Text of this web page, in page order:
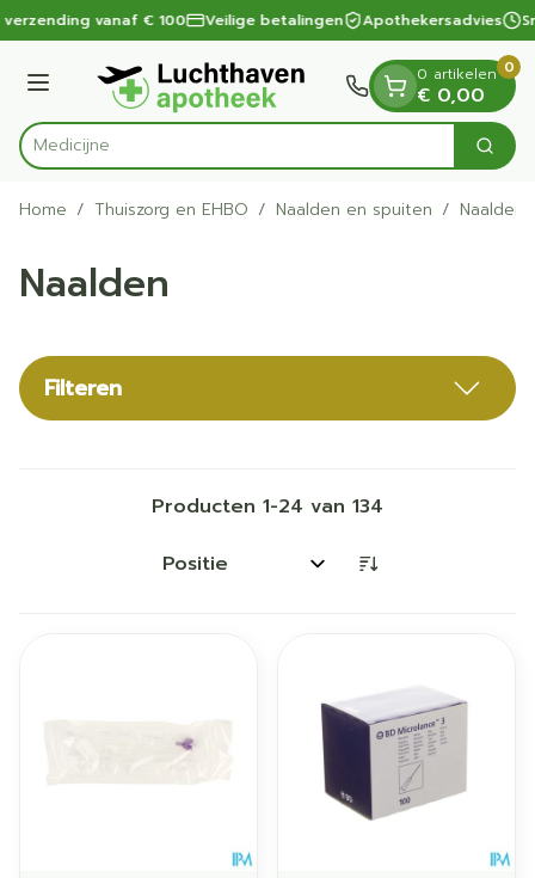
Ga naar de inhoud
1 van 1vanaf € 100 Veilige betalingen Apothekersadvies
Menu
Product, merk, categorie... Zoek
0 artikelen
€ 0,00
0
Home / Thuiszorg en EHBO / Naalden en spuiten / Naalden
Naalden
Filteren
Producten 1-24 van 134
Sorteer op: